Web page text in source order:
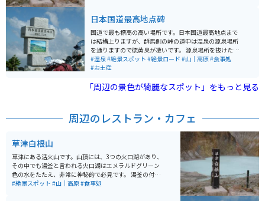
ては、冬季（11月から4月頃）は通行止めになること、
活火山のため噴火警戒レベルに応じて年単位で立ち入り
禁止になることです。公式サイト、もしくは気象庁のサ
イトの情報をチェックしてから行きましょう。
日本国道最高地点碑
国道で最も標高の高い場所です。日本国道最高地点まで
は結構上りますが、群馬側の峠の道中は温泉の源泉場所
を通りますので硫黄臭が凄いです。 源泉場所を抜けた先
の景色は絶景です。まるで、もののけ姫の映画の中に入
ったような世界です。ところどころ景色を堪能できるよ
道幅はそれほど狭くありませんが、場所により危険個所
#温泉#絶景スポット #絶景ロード #山｜高原#食事処
#お土産
「周辺の景色が綺麗なスポット」をもっと見る
周辺のレストラン・カフェ
草津白根山
草津にある活火山です。山頂には、3つの火口湖があり、
その中でも湯釜と言われる火口湖はエメラルドグリーン
色の水をたたえ、非常に神秘的で必見です。 湯釜の付近
には大型駐車場があります。草津温泉に行ったら是非、
#絶景スポット #山｜高原#食事処